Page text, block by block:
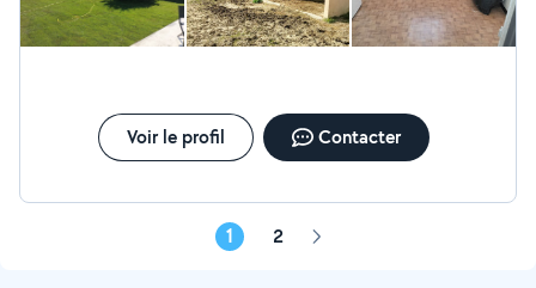
Voir le profil Contacter
1 2 Page